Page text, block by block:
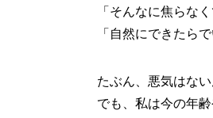
「そんなに焦らな
「自然にできたら
たぶん、悪気はない
でも、私は今の年